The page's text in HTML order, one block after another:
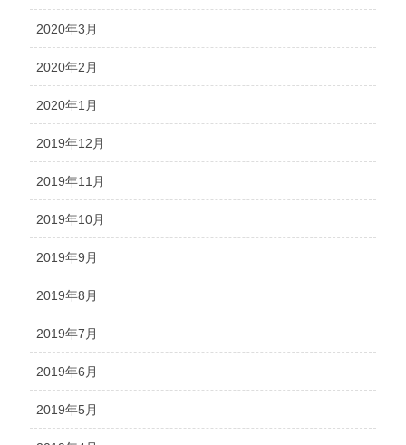
2020年3月
2020年2月
2020年1月
2019年12月
2019年11月
2019年10月
2019年9月
2019年8月
2019年7月
2019年6月
2019年5月